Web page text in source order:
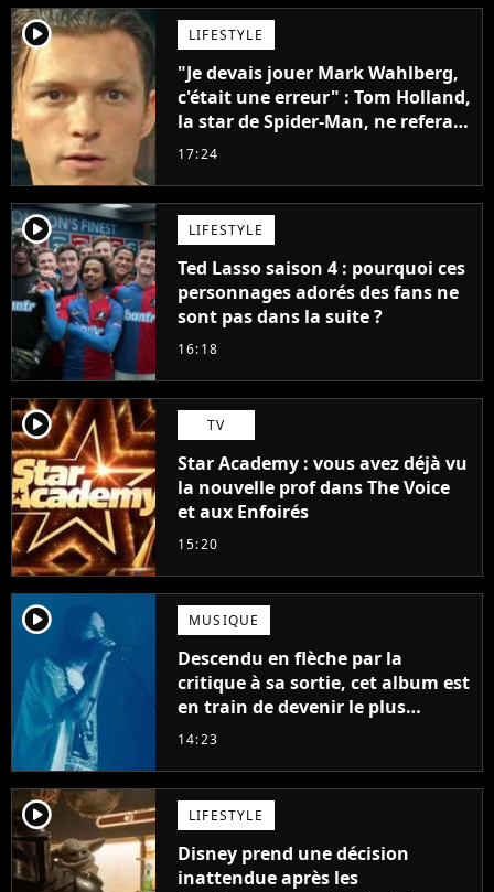
player2 LIFESTYLE
"Je devais jouer Mark Wahlberg,
c'était une erreur" : Tom Holland,
la star de Spider-Man, ne referait
pas ce blockbuster
17:24
player2 LIFESTYLE
Ted Lasso saison 4 : pourquoi ces
personnages adorés des fans ne
sont pas dans la suite ?
16:18
player2 TV
Star Academy : vous avez déjà vu
la nouvelle prof dans The Voice
et aux Enfoirés
15:20
player2 MUSIQUE
Descendu en flèche par la
critique à sa sortie, cet album est
en train de devenir le plus
populaire de son auteur
14:23
player2 LIFESTYLE
Disney prend une décision
inattendue après les